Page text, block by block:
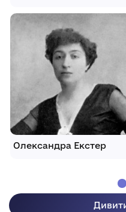
Олександра Екстер